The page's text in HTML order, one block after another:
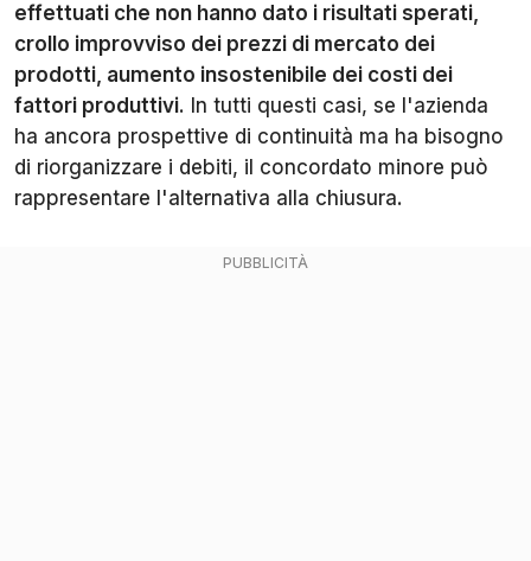
effettuati che non hanno dato i risultati sperati,
crollo improvviso dei prezzi di mercato dei
prodotti, aumento insostenibile dei costi dei
fattori produttivi. In tutti questi casi, se l'azienda
ha ancora prospettive di continuità ma ha bisogno
di riorganizzare i debiti, il concordato minore può
rappresentare l'alternativa alla chiusura.